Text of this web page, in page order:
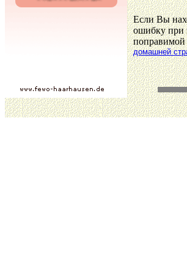
Если Вы
ошибку при
домашней